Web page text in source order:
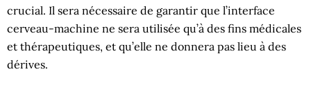
crucial. Il sera nécessaire de garantir que l’interface
cerveau-machine ne sera utilisée qu’à des fins médicales
et thérapeutiques, et qu’elle ne donnera pas lieu à des
dérives.